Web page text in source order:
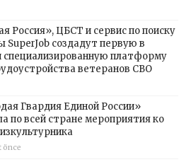
Россия», ЦБСТ и сервис по поиску
SuperJob создадут первую в
специализированную платформу
ветеранов СВО
Гвардия Единой России»
по всей стране мероприятия ко
önce